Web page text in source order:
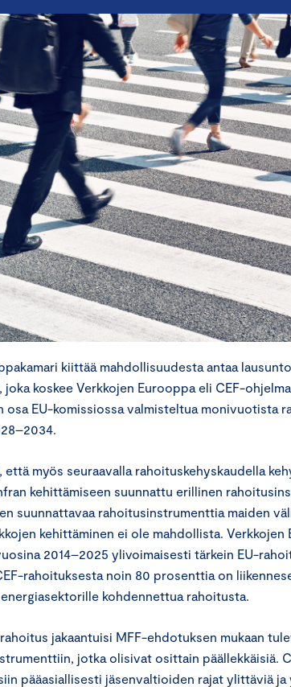
kiittää mahdollisuudesta antaa
joka koskee Verkkojen Eurooppa eli CEF-
osa EU-komissiossa valmisteltua monivuotista
että myös seuraavalla rahoituskehyskaudella
kehittämiseen suunnattu erillinen
suunnattavaa rahoitusinstrumenttia maiden
kehittäminen ei ole mahdollista. Verkkojen
2014–2025 ylivoimaisesti tärkein EU-
rahoituksesta noin 80 prosenttia on
kohdennettua rahoitusta.
jakaantuisi MFF-ehdotuksen mukaan
jotka olisivat osittain päällekkäisiä.
pääasiallisesti jäsenvaltioiden rajat ylittäviä ja